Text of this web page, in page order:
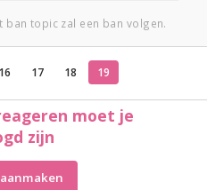
topic zal een ban volgen.
16 17 18 19
moet je
zijn